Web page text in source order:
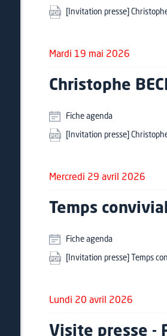
[Invitation presse]
Mardi 19 mai 2026
Christophe
Fiche agenda
[Invitation presse]
Mercredi 29 avril 2026
Temps
Fiche agenda
[Invitation presse] Temps
Lundi 20 avril 2026
Visite presse -